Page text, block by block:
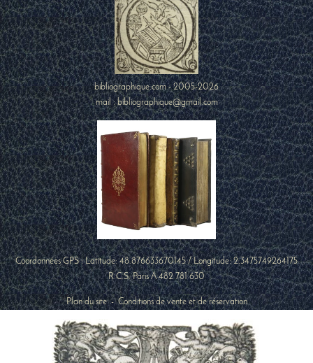
bibliographique.com - 2005-2026
mail : bibliographique@gmail.com
Coordonnées GPS : Latitude:48.876633670145/ Longitude:2.3475749264175
R.C.S. Paris A 482 781 630
Plan du site-Conditions de vente et de réservation